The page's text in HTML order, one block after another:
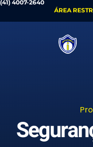
(41) 4007-2640
ÁREA